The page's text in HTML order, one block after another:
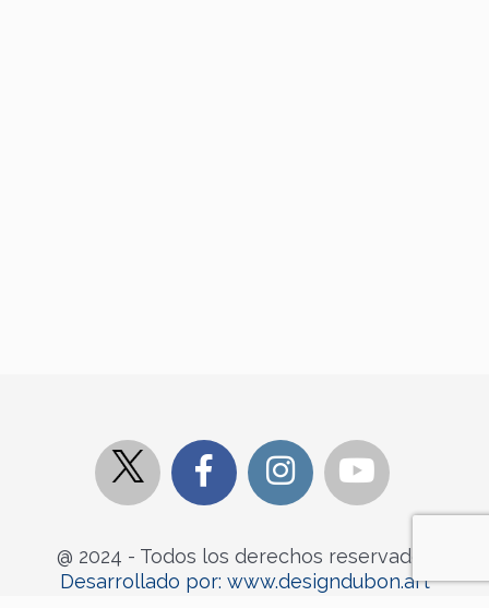
@ 2024 - Todos los derechos reservados
Desarrollado por: www.designdubon.art